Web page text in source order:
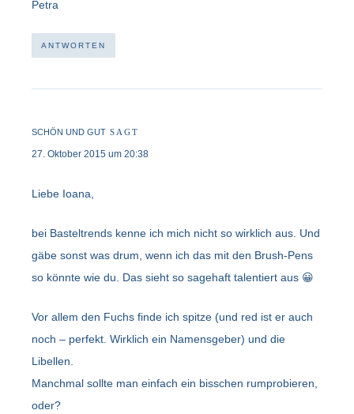
Petra
ANTWORTEN
SCHÖN UND GUT SAGT
27. Oktober 2015 um 20:38
Liebe Ioana,
bei Basteltrends kenne ich mich nicht so wirklich aus. Und
gäbe sonst was drum, wenn ich das mit den Brush-Pens
so könnte wie du. Das sieht so sagehaft talentiert aus 😀
Vor allem den Fuchs finde ich spitze (und red ist er auch
noch – perfekt. Wirklich ein Namensgeber) und die
Libellen.
Manchmal sollte man einfach ein bisschen rumprobieren,
oder?